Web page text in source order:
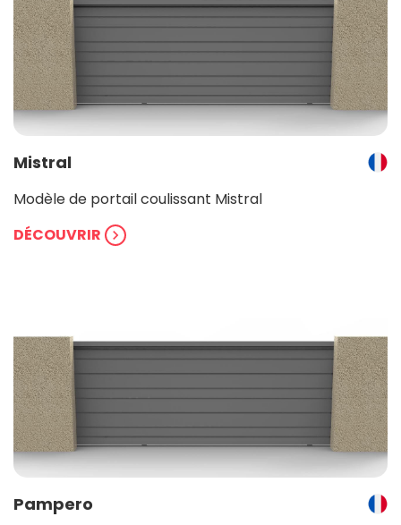
Mistral
Modèle de portail coulissant Mistral
DÉCOUVRIR chevron_right
Pampero